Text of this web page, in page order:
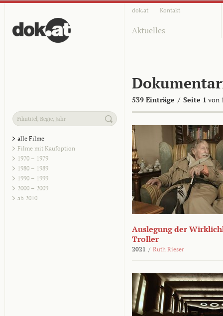
dok.at Kontakt
Aktuelles
539 Einträge / Seite 1 von
alle Filme
Filme mit Kaufoption
1970 – 1979
1980 – 1989
1990 – 1999
2000 – 2009
ab 2010
Auslegung der
Troller
2021 / Ruth Rieser